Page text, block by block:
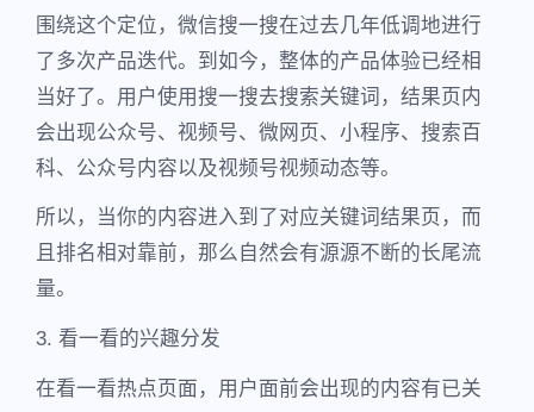
围绕这个定位，微信搜一搜在过去几年低调地进行
了多次产品迭代。到如今，整体的产品体验已经相
当好了。用户使用搜一搜去搜索关键词，结果页内
会出现公众号、视频号、微网页、小程序、搜索百
科、公众号内容以及视频号视频动态等。
所以，当你的内容进入到了对应关键词结果页，而
且排名相对靠前，那么自然会有源源不断的长尾流
量。
3. 看一看的兴趣分发
在看一看热点页面，用户面前会出现的内容有已关